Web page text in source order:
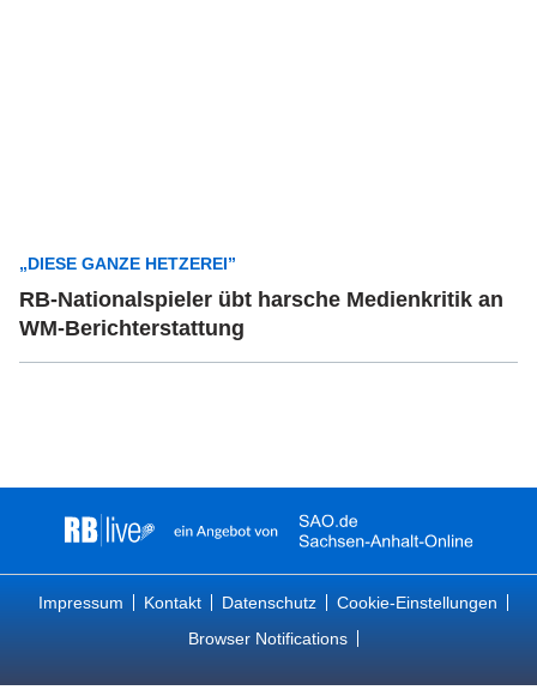
„DIESE GANZE HETZEREI”
RB-Nationalspieler übt harsche Medienkritik an
WM-Berichterstattung
Impressum Kontakt Datenschutz
Cookie-Einstellungen
Browser Notifications